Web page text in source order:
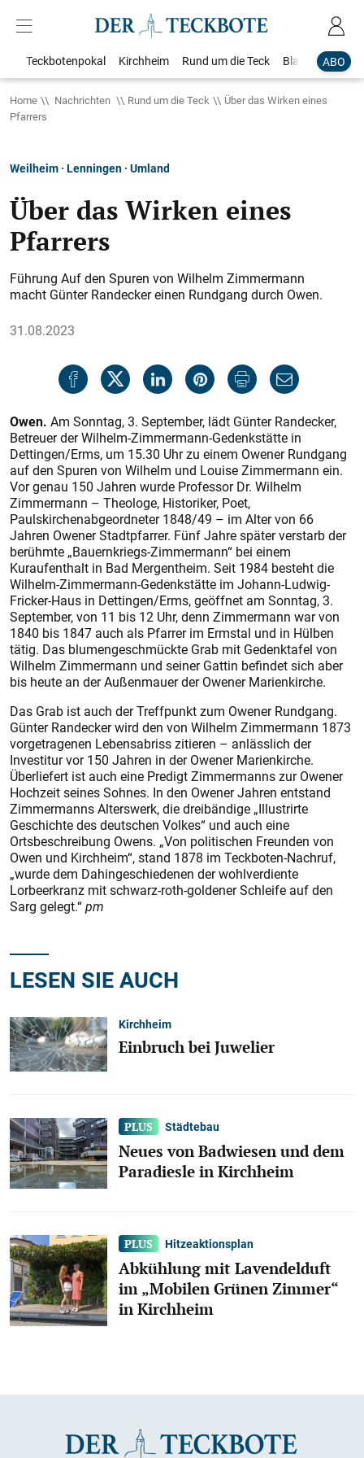
ABO
Teckbotenpokal Kirchheim Rund um die Teck Blaulicht
Home Nachrichten Rund um die Teck
Über das Wirken eines
Pfarrers
Weilheim · Lenningen · Umland
Über das Wirken eines
Pfarrers
Führung Auf den Spuren von Wilhelm Zimmermann
macht Günter Randecker einen Rundgang durch Owen.
31.08.2023
Owen. Am Sonntag, 3. September, lädt Günter Randecker,
Betreuer der Wilhelm-Zimmermann-Gedenkstätte in
Dettingen/Erms, um 15.30 Uhr zu einem Owener Rundgang
auf den Spuren von Wilhelm und Louise Zimmermann ein.
Vor genau 150 Jahren wurde Professor Dr. Wilhelm
Zimmermann – Theologe, Historiker, Poet,
Paulskirchenabgeordneter 1848/49 – im Alter von 66
Jahren Owener Stadtpfarrer. Fünf Jahre später verstarb der
berühmte „Bauernkriegs-Zimmermann“ bei einem
Kuraufenthalt in Bad Mergentheim. Seit 1984 besteht die
Wilhelm-Zimmermann-Gedenkstätte im Johann-Ludwig-
Fricker-Haus in Dettingen/Erms, geöffnet am Sonntag, 3.
September, von 11 bis 12 Uhr, denn Zimmermann war von
1840 bis 1847 auch als Pfarrer im Ermstal und in Hülben
tätig. Das blumengeschmückte Grab mit Gedenktafel von
Wilhelm Zimmermann und seiner Gattin befindet sich aber
bis heute an der Außenmauer der Owener Marienkirche.
Das Grab ist auch der Treffpunkt zum Owener Rundgang.
Günter Randecker wird den von Wilhelm Zimmermann 1873
vorgetragenen Lebensabriss zitieren – anlässlich der
Investitur vor 150 Jahren in der Owener Marienkirche.
Überliefert ist auch eine Predigt Zimmermanns zur Owener
Hochzeit seines Sohnes. In den Owener Jahren entstand
Zimmermanns Alterswerk, die dreibändige „Illustrirte
Geschichte des deutschen Volkes“ und auch eine
Ortsbeschreibung Owens. „Von politischen Freunden von
Owen und Kirchheim“, stand 1878 im Teckboten-Nachruf,
„wurde dem Dahingeschiedenen der wohlverdiente
Lorbeerkranz mit schwarz-roth-goldener Schleife auf den
Sarg gelegt.“pm
LESEN SIE AUCH
Kirchheim
Einbruch bei Juwelier
Städtebau
Neues von Badwiesen und dem
Paradiesle in Kirchheim
Hitzeaktionsplan
Abkühlung mit Lavendelduft
im „Mobilen Grünen Zimmer“
in Kirchheim